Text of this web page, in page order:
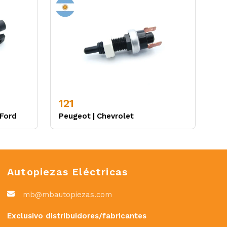
Ford
121
Peugeot | Chevrolet
Autopiezas Eléctricas
mb@mbautopiezas.com
Exclusivo distribuidores/fabricantes